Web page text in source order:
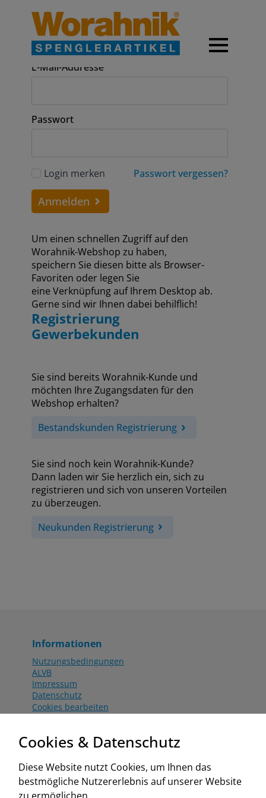
Anmeldung
E-Mail-Addresse
Passwort
Login merken Passwort vergessen?
Anmelden
Um einen schnellen Zugriff auf den
Worahnik-Webshop zu haben,
speichern Sie diesen bitte als Browser-
Favoriten oder legen Sie
eine Verknüpfung auf Ihrem Desktop ab.
Gerne sind wir Ihnen dabei behilflich!
Registrierung
Gewerbekunden
Sie sind bereits Worahnik-Kunde und
möchten Ihre Zugangsdaten für den
Webshop erhalten?
Bestandskunden Registrierung
Sie sind noch kein Worahnik-Kunde?
Dann laden wir Sie herzlich ein, sich zu
registrieren und sich von unseren Vorteilen
zu überzeugen.
Neukunden Registrierung
Informationen
Nutzungsbedingungen
ALVB
Impressum
Datenschutz
Cookies bearbeiten
Aktionsbedingungen
www.worahnik.at
Zentrale Köttlach
Cookies & Datenschutz
Diese Website nutzt Cookies, um Ihnen das
bestmögliche Nutzererlebnis auf unserer Website